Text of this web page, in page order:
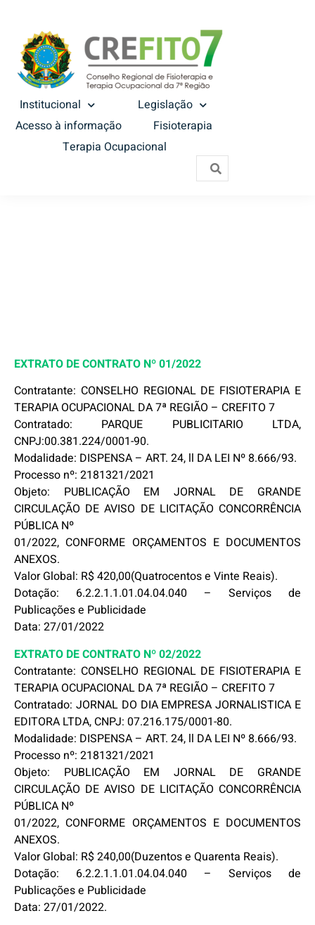
Institucional
Legislação
Acesso à informação
Fisioterapia
Terapia Ocupacional
EXTRATO DE CONTRATO Nº 01/2022
Contratante: CONSELHO REGIONAL DE FISIOTERAPIA E
TERAPIA OCUPACIONAL DA 7ª REGIÃO – CREFITO 7
Contratado: PARQUE PUBLICITARIO LTDA,
CNPJ:00.381.224/0001-90.
Modalidade: DISPENSA – ART. 24, ll DA LEI Nº 8.666/93.
Processo nº: 2181321/2021
Objeto: PUBLICAÇÃO EM JORNAL DE GRANDE
CIRCULAÇÃO DE AVISO DE LICITAÇÃO CONCORRÊNCIA
PÚBLICA Nº
01/2022, CONFORME ORÇAMENTOS E DOCUMENTOS
ANEXOS.
Valor Global: R$ 420,00(Quatrocentos e Vinte Reais).
Dotação: 6.2.2.1.1.01.04.04.040 – Serviços de
Publicações e Publicidade
Data: 27/01/2022
EXTRATO DE CONTRATO Nº 02/2022
Contratante: CONSELHO REGIONAL DE FISIOTERAPIA E
TERAPIA OCUPACIONAL DA 7ª REGIÃO – CREFITO 7
Contratado: JORNAL DO DIA EMPRESA JORNALISTICA E
EDITORA LTDA, CNPJ: 07.216.175/0001-80.
Modalidade: DISPENSA – ART. 24, ll DA LEI Nº 8.666/93.
Processo nº: 2181321/2021
Objeto: PUBLICAÇÃO EM JORNAL DE GRANDE
CIRCULAÇÃO DE AVISO DE LICITAÇÃO CONCORRÊNCIA
PÚBLICA Nº
01/2022, CONFORME ORÇAMENTOS E DOCUMENTOS
ANEXOS.
Valor Global: R$ 240,00(Duzentos e Quarenta Reais).
Dotação: 6.2.2.1.1.01.04.04.040 – Serviços de
Publicações e Publicidade
Data: 27/01/2022.